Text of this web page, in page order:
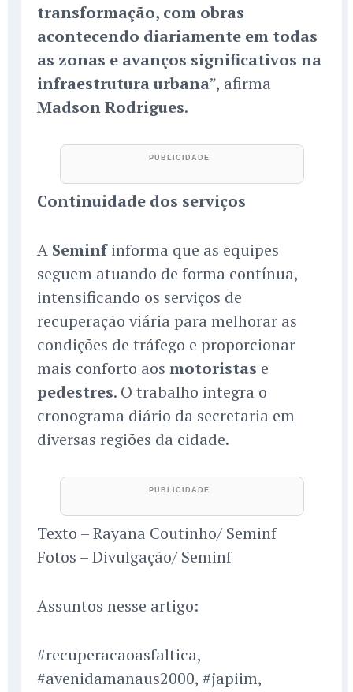
transformação, com obras
acontecendo diariamente em todas
as zonas e avanços significativos na
infraestrutura urbana”, afirma
Madson Rodrigues.
Continuidade dos serviços
A Seminfinforma que as equipes
seguem atuando de forma contínua,
intensificando os serviços de
recuperação viária para melhorar as
condições de tráfego e proporcionar
mais conforto aos motoristas e
pedestres. O trabalho integra o
cronograma diário da secretaria em
diversas regiões da cidade.
Texto – Rayana Coutinho/ Seminf
Fotos – Divulgação/ Seminf
Assuntos nesse artigo:
#recuperacaoasfaltica,
#avenidamanaus2000, #japiim,